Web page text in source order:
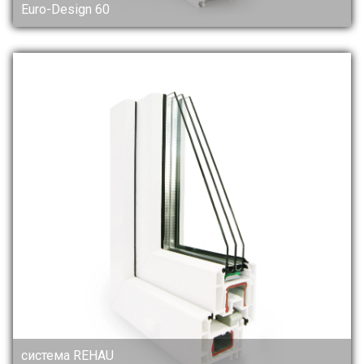
Euro-Design 60
система REHAU